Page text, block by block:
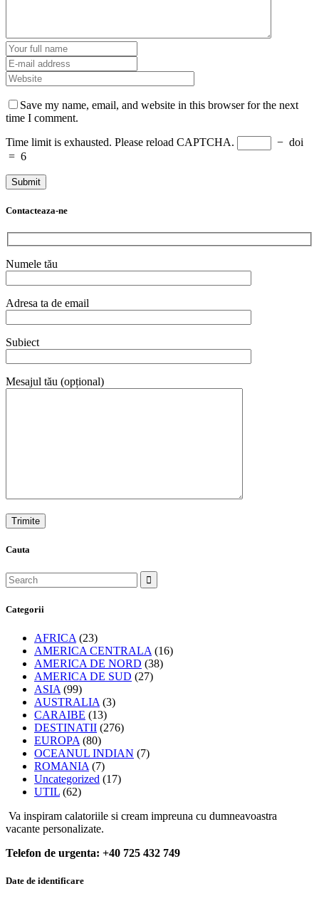
Save my name, email, and website in this browser for the next
time I comment.
Time limit is exhausted. Please reload CAPTCHA.
− doi
= 6
Contacteaza-ne
Numele tău
Adresa ta de email
Subiect
Mesajul tău (opțional)
Cauta
Categorii
AFRICA (23)
AMERICA CENTRALA (16)
AMERICA DE NORD (38)
AMERICA DE SUD (27)
ASIA (99)
AUSTRALIA (3)
CARAIBE (13)
DESTINATII (276)
EUROPA (80)
OCEANUL INDIAN (7)
ROMANIA (7)
Uncategorized (17)
UTIL (62)
Va inspiram calatoriile si cream impreuna cu dumneavoastra
vacante personalizate.
Telefon de urgenta: +40 725 432 749
Date de identificare